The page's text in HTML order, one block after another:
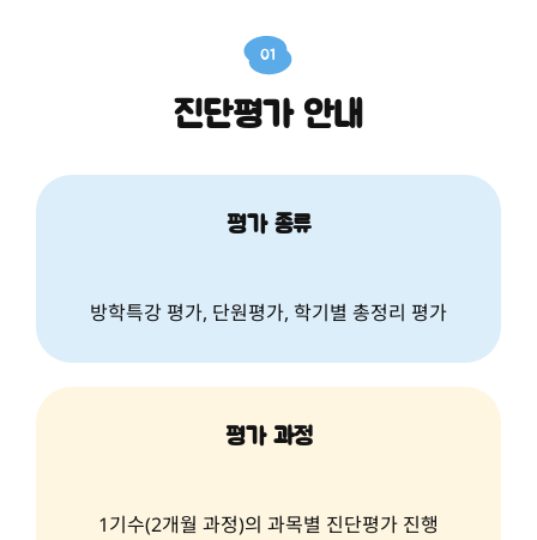
01
진단평가 안내
평가 종류
방학특강 평가, 단원평가, 학기별 총정리 평가
평가 과정
1기수(2개월 과정)의 과목별 진단평가 진행